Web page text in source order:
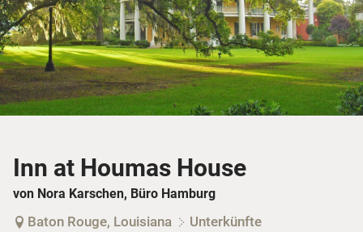
Inspiration
Service
Inn at Houmas House
von Nora Karschen, Büro Hamburg
Baton Rouge, Louisiana Unterkünfte